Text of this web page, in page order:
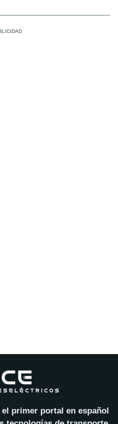
primer portal en español